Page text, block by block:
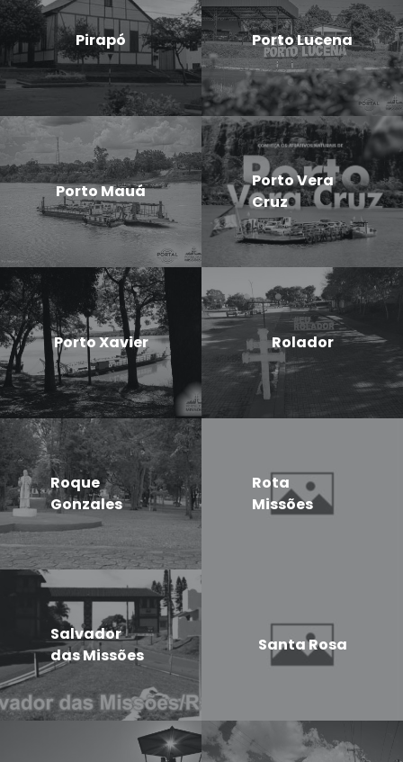
Pirapó Porto Lucena
Porto Mauá
Porto Vera
Cruz
Porto Xavier Rolador
Roque
Gonzales
Rota
Missões
Salvador
das Missões
Santa Rosa